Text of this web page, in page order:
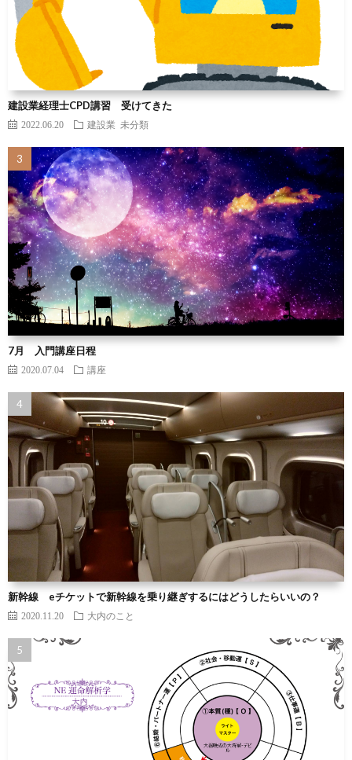
建設業経理士CPD講習 受けてきた
2022.06.20 建設業 未分類
7月 入門講座日程
2020.07.04 講座
新幹線 eチケットで新幹線を乗り継ぎするにはどうしたらいいの？
2020.11.20 大内のこと